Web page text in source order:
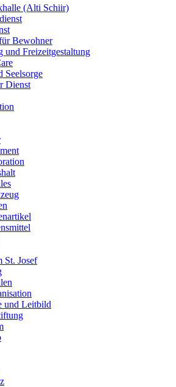
(Alti Schiir)
Bewohner
und Freizeitgestaltung
Seelsorge
Dienst
St. Josef
und Leitbild